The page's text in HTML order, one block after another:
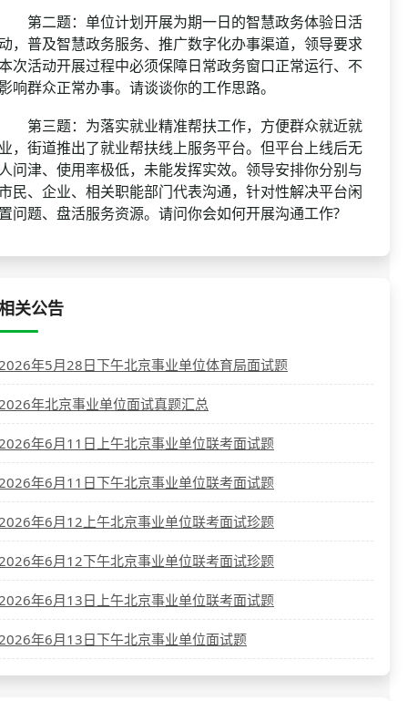
二题：单位计划开展为期一日的智慧政务体验日活
，普及智慧政务服务、推广数字化办事渠道，领导要求
次活动开展过程中必须保障日常政务窗口正常运行、不
响群众正常办事。请谈谈你的工作思路。
三题：为落实就业精准帮扶工作，方便群众就近就
，街道推出了就业帮扶线上服务平台。但平台上线后无
问津、使用率极低，未能发挥实效。领导安排你分别与
民、企业、相关职能部门代表沟通，针对性解决平台闲
问题、盘活服务资源。请问你会如何开展沟通工作?
关公告
年5月28日下午北京事业单位体育局面试题
年北京事业单位面试真题汇总
年6月11日上午北京事业单位联考面试题
年6月11日下午北京事业单位联考面试题
年6月12上午北京事业单位联考面试珍题
年6月12下午北京事业单位联考面试珍题
年6月13日上午北京事业单位联考面试题
年6月13日下午北京事业单位面试题